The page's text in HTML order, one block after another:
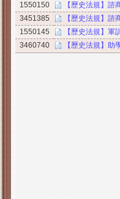
1550150
【歷史法規】諮
3451385
【歷史法規】諮
1550145
【歷史法規】軍
3460740
【歷史法規】